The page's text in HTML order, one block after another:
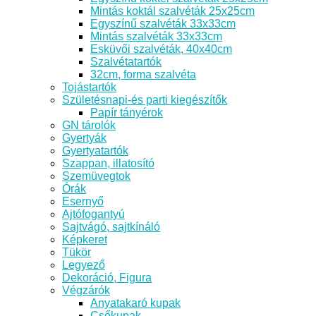
Mintás koktál szalvéták 25x25cm
Egyszínű szalvéták 33x33cm
Mintás szalvéták 33x33cm
Esküvői szalvéták, 40x40cm
Szalvétatartók
32cm, forma szalvéta
Tojástartók
Születésnapi-és parti kiegészítők
Papír tányérok
GN tárolók
Gyertyák
Gyertyatartók
Szappan, illatosító
Szemüvegtok
Órák
Esernyő
Ajtófogantyú
Sajtvágó, sajtkínáló
Képkeret
Tükör
Legyező
Dekoráció, Figura
Végzárók
Anyatakaró kupak